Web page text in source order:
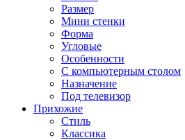
Размер
Мини стенки
Форма
Угловые
Особенности
С компьютерным столом
Назначение
Под телевизор
Прихожие
Стиль
Классика